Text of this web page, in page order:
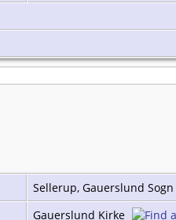
Sellerup, Gauerslund Sogn
Gauerslund Kirke